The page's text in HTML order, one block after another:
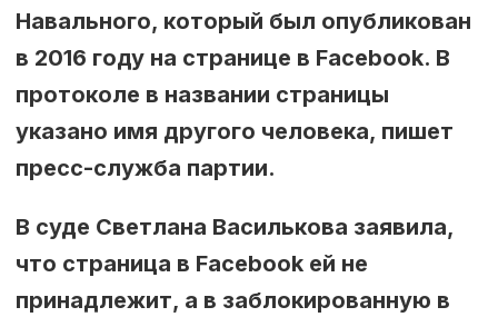
Навального, который был опубликован
в 2016 году на странице в Facebook. В
протоколе в названии страницы
указано имя другого человека, пишет
пресс-служба партии.
В суде Светлана Василькова заявила,
что страница в Facebook ей не
принадлежит, а в заблокированную в